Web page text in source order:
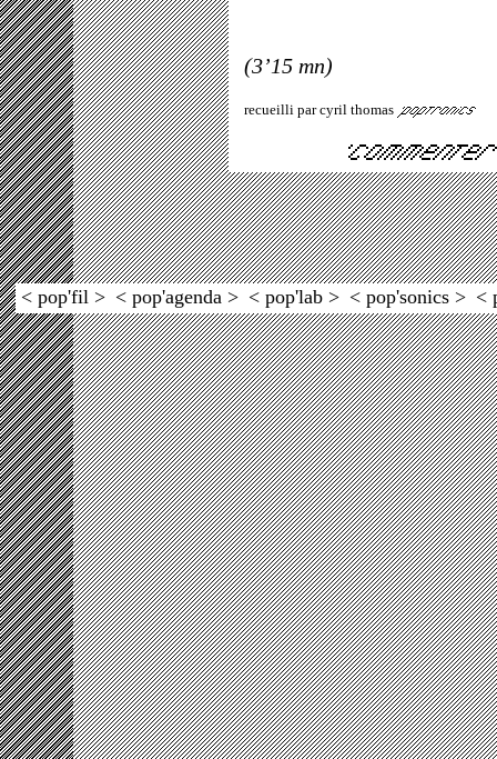
(3’15 mn)
recueilli par cyril thomas
< pop'fil > < pop'agenda > < pop'lab > < pop'sonics > <